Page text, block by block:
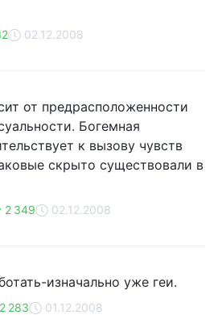
02.12.2008
от предрасположенности
Богемная
к вызову чувств
скрыто существовали в
2 349 02.12.2008
изначально уже геи.
2 283 01.12.2008